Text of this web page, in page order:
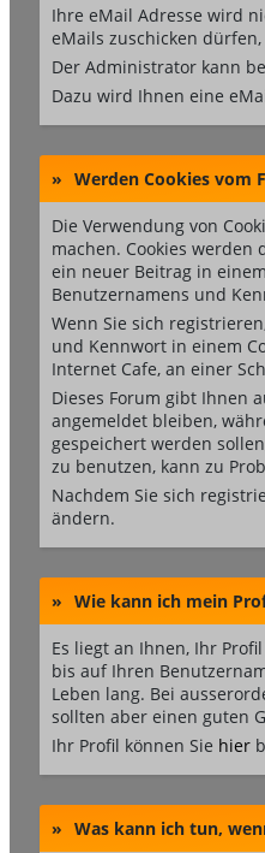
Ihre eMail Adresse wird
eMails zuschicken
Der Administrator kann
Dazu wird Ihnen eine
» Werden Cookies vom
Die Verwendung von
machen. Cookies werden
ein neuer Beitrag in
Benutzernamens und
Wenn Sie sich
und Kennwort in einem
Internet Cafe, an einer
Dieses Forum gibt Ihnen
angemeldet bleiben,
gespeichert werden
zu benutzen, kann zu
Nachdem Sie sich
ändern.
» Wie kann ich mein
Es liegt an Ihnen, Ihr
bis auf Ihren
Leben lang. Bei
sollten aber einen guten
Ihr Profil können Sie hier
» Was kann ich tun,